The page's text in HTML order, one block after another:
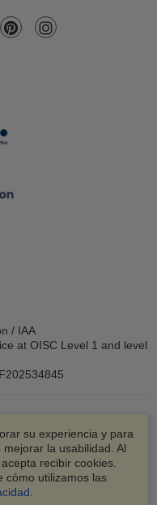
su experiencia y para
la usabilidad. Al
recibir cookies.
cómo utilizamos las
/ IAA
at OISC Level 1 and level
Todos los derechos
marcas registradas de